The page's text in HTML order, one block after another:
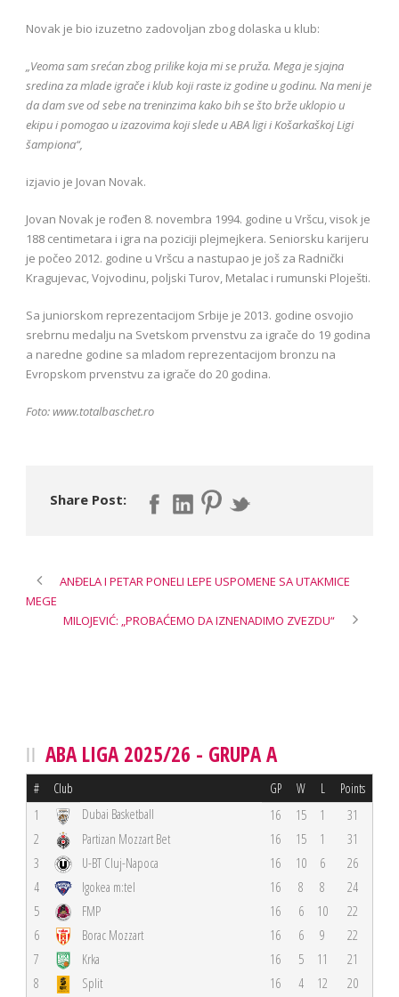
Novak je bio izuzetno zadovoljan zbog dolaska u klub:
„Veoma sam srećan zbog prilike koja mi se pruža. Mega je sjajna
sredina za mlade igrače i klub koji raste iz godine u godinu. Na meni je
da dam sve od sebe na treninzima kako bih se što brže uklopio u
ekipu i pomogao u izazovima koji slede u ABA ligi i Košarkaškoj Ligi
šampiona“,
izjavio je Jovan Novak.
Jovan Novak je rođen 8. novembra 1994. godine u Vršcu, visok je
188 centimetara i igra na poziciji plejmejkera. Seniorsku karijeru
je počeo 2012. godine u Vršcu a nastupao je još za Radnički
Kragujevac, Vojvodinu, poljski Turov, Metalac i rumunski Ploješti.
Sa juniorskom reprezentacijom Srbije je 2013. godine osvojio
srebrnu medalju na Svetskom prvenstvu za igrače do 19 godina
a naredne godine sa mladom reprezentacijom bronzu na
Evropskom prvenstvu za igrače do 20 godina.
Foto: www.totalbaschet.ro
Share Post:
ANĐELA I PETAR PONELI LEPE USPOMENE SA UTAKMICE
MEGE
MILOJEVIĆ: „PROBAĆEMO DA IZNENADIMO ZVEZDU“
ABA LIGA 2025/26 - GRUPA A
# Club GP W L Points
1 Dubai Basketball 16 15 1
31
2
Partizan Mozzart Bet 16 15 1
31
3
U-BT Cluj-Napoca 16 10 6
26
4
Igokea m:tel 16 8 8
24
5
FMP 16 6 10
22
6
Borac Mozzart 16 6 9
22
7
Krka 16 5 11
21
8
Split 16 4 12
20